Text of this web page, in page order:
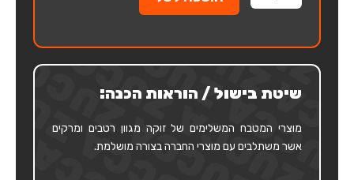
של
שיטת בישול / הוראות הכנה:
מוצרי המטבח המשלימים של זוקה מגוון רטבים ומרקים
אשר משתלבים עם מוצרי החברה בצורה מושלמת.